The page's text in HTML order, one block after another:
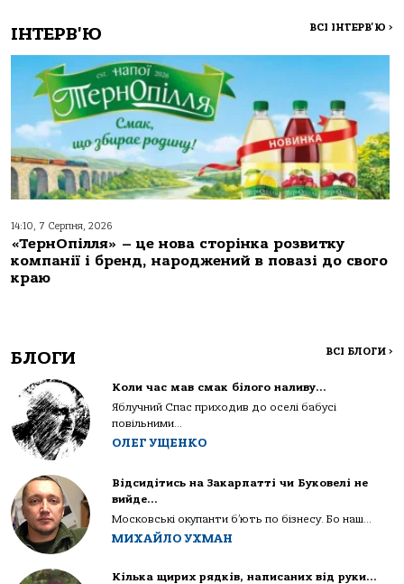
ІНТЕРВ'Ю ВСІ ІНТЕРВ'Ю >
14:10, 7 Серпня, 2026
«ТернОпілля» – це нова сторінка розвитку
компанії і бренд, народжений в повазі до свого
краю
БЛОГИ ВСІ БЛОГИ >
Коли час мав смак білого наливу…
Яблучний Спас приходив до оселі бабусі
повільними...
ОЛЕГ УЩЕНКО
Відсидітись на Закарпатті чи Буковелі не
вийде…
Московські окупанти б’ють по бізнесу. Бо наш...
МИХАЙЛО УХМАН
Кілька щирих рядків, написаних від руки…